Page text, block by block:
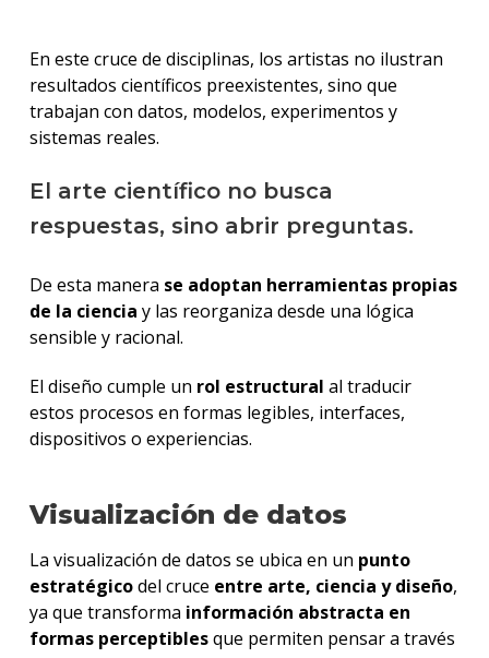
En este cruce de disciplinas, los artistas no ilustran
resultados científicos preexistentes, sino que
trabajan con datos, modelos, experimentos y
sistemas reales.
El arte científico no busca
respuestas, sino abrir preguntas.
De esta manera se adoptan herramientas propias
de la ciencia y las reorganiza desde una lógica
sensible y racional.
El diseño cumple un rol estructural al traducir
estos procesos en formas legibles, interfaces,
dispositivos o experiencias.
Visualización de datos
La visualización de datos se ubica en un punto
estratégicodel cruce entre arte, ciencia y diseño,
ya que transforma información abstracta en
formas perceptiblesque permiten pensar a través